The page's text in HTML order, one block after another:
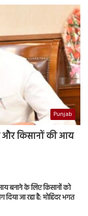
Punjab
और किसानों की आय
बनाने के लिए किसानों को
जा रहा है: मोहिंदर भगत